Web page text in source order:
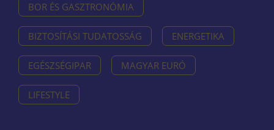
BOR ÉS GASZTRONÓMIA
BIZTOSÍTÁSI TUDATOSSÁG ENERGETIKA
EGÉSZSÉGIPAR MAGYAR EURÓ
LIFESTYLE